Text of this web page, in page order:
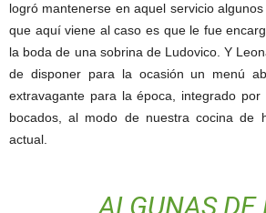
logró mantenerse en aquel servicio
que aquí viene al caso es que le fue
la boda de una sobrina de Ludovico. Y
de disponer para la ocasión un menú
extravagante para la época, integrado
bocados, al modo de nuestra cocina de
actual.
ALGUNAS DE